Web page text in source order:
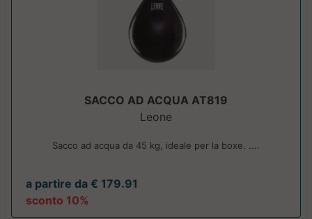
SACCO AD ACQUA AT819
Leone
Sacco ad acqua da 45 kg, ideale per la boxe. ....
a partire da € 179.91
sconto 10%